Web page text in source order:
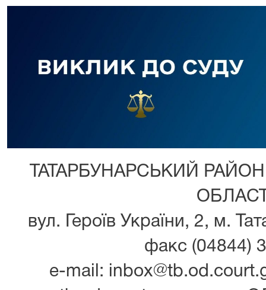
ТАТАРБУНАРСЬКИЙ
вул. Героїв України, 2, м.
факс (04844)
e-mail: